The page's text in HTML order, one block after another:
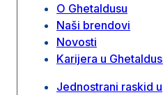
O Ghetaldusu
Naši brendovi
Novosti
Karijera u
Jednostrani raskid